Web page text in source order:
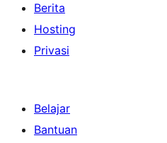
Berita
Hosting
Privasi
Belajar
Bantuan